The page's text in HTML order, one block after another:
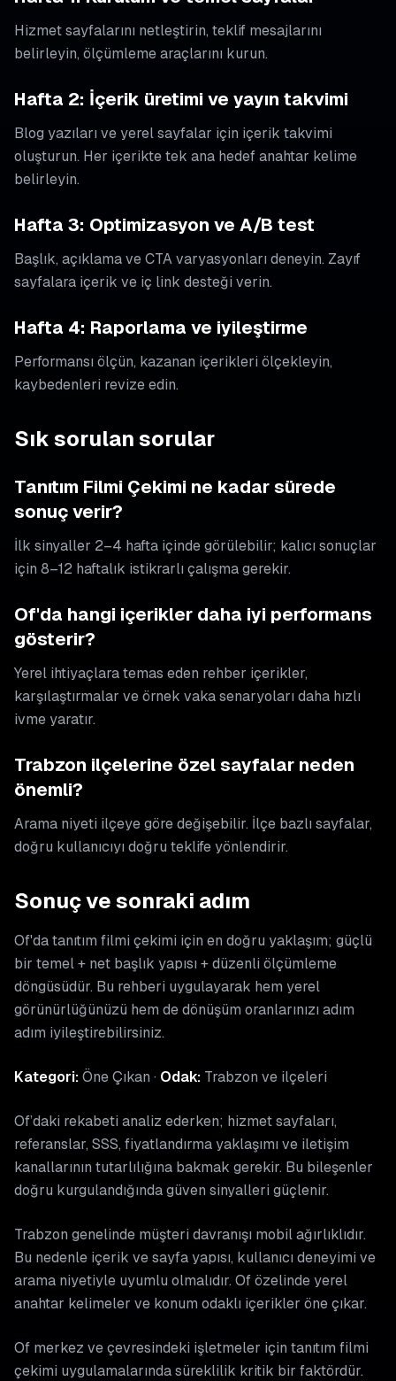
Hizmet sayfalarını netleştirin, teklif mesajlarını
belirleyin, ölçümleme araçlarını kurun.
Hafta 2: İçerik üretimi ve yayın takvimi
Blog yazıları ve yerel sayfalar için içerik takvimi
oluşturun. Her içerikte tek ana hedef anahtar kelime
belirleyin.
Hafta 3: Optimizasyon ve A/B test
Başlık, açıklama ve CTA varyasyonları deneyin. Zayıf
sayfalara içerik ve iç link desteği verin.
Hafta 4: Raporlama ve iyileştirme
Performansı ölçün, kazanan içerikleri ölçekleyin,
kaybedenleri revize edin.
Sık sorulan sorular
Tanıtım Filmi Çekimi ne kadar sürede
sonuç verir?
İlk sinyaller 2–4 hafta içinde görülebilir; kalıcı sonuçlar
için 8–12 haftalık istikrarlı çalışma gerekir.
Of'da hangi içerikler daha iyi performans
gösterir?
Yerel ihtiyaçlara temas eden rehber içerikler,
karşılaştırmalar ve örnek vaka senaryoları daha hızlı
ivme yaratır.
Trabzon ilçelerine özel sayfalar neden
önemli?
Arama niyeti ilçeye göre değişebilir. İlçe bazlı sayfalar,
doğru kullanıcıyı doğru teklife yönlendirir.
Sonuç ve sonraki adım
Of'da tanıtım filmi çekimi için en doğru yaklaşım; güçlü
bir temel + net başlık yapısı + düzenli ölçümleme
döngüsüdür. Bu rehberi uygulayarak hem yerel
görünürlüğünüzü hem de dönüşüm oranlarınızı adım
adım iyileştirebilirsiniz.
Kategori:Öne Çıkan · Odak: Trabzon ve ilçeleri
Of’daki rekabeti analiz ederken; hizmet sayfaları,
referanslar, SSS, fiyatlandırma yaklaşımı ve iletişim
kanallarının tutarlılığına bakmak gerekir. Bu bileşenler
doğru kurgulandığında güven sinyalleri güçlenir.
Trabzon genelinde müşteri davranışı mobil ağırlıklıdır.
Bu nedenle içerik ve sayfa yapısı, kullanıcı deneyimi ve
arama niyetiyle uyumlu olmalıdır. Of özelinde yerel
anahtar kelimeler ve konum odaklı içerikler öne çıkar.
Of merkez ve çevresindeki işletmeler için tanıtım filmi
çekimi uygulamalarında süreklilik kritik bir faktördür.